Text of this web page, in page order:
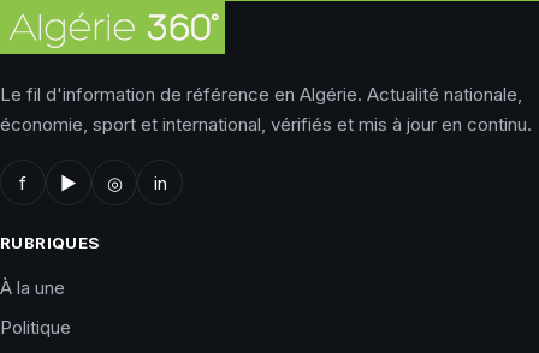
Le fil d'information de référence en Algérie. Actualité nationale,
économie, sport et international, vérifiés et mis à jour en continu.
f ▶ ◎ in
RUBRIQUES
À la une
Politique